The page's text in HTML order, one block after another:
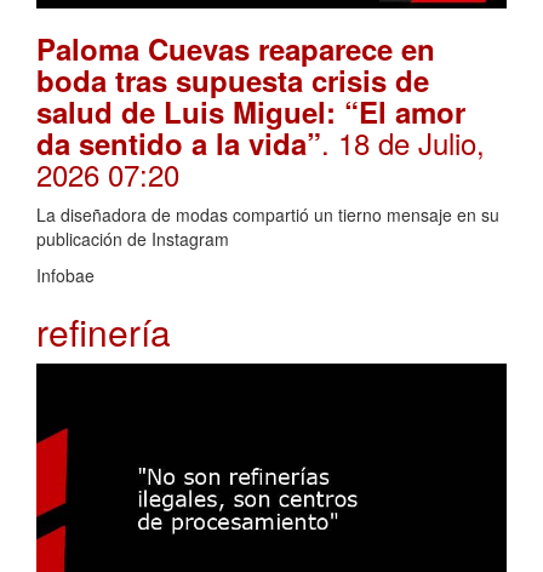
Paloma Cuevas reaparece en
boda tras supuesta crisis de
salud de Luis Miguel: “El amor
da sentido a la vida”. 18 de Julio,
2026 07:20
La diseñadora de modas compartió un tierno mensaje en su
publicación de Instagram
Infobae
refinería